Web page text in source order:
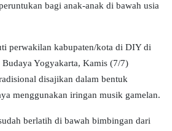
bagi anak-anak di bawah usia
perwakilan kabupaten/kota di DIY di
Budaya Yogyakarta, Kamis (7/7)
disajikan dalam bentuk
menggunakan iringan musik gamelan.
berlatih di bawah bimbingan dari